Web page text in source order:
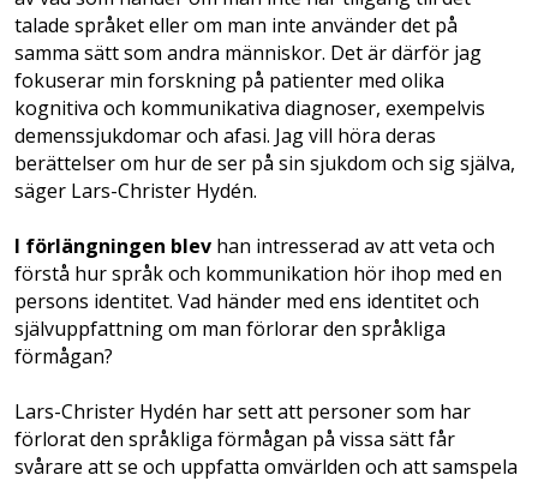
talade språket eller om man inte använder det på
samma sätt som andra människor. Det är därför jag
fokuserar min forskning på patienter med olika
kognitiva och kommunikativa diagnoser, exempelvis
demenssjukdomar och afasi. Jag vill höra deras
berättelser om hur de ser på sin sjukdom och sig själva,
säger Lars-Christer Hydén.
I förlängningen blev han intresserad av att veta och
förstå hur språk och kommunikation hör ihop med en
persons identitet. Vad händer med ens identitet och
självuppfattning om man förlorar den språkliga
förmågan?
Lars-Christer Hydén har sett att personer som har
förlorat den språkliga förmågan på vissa sätt får
svårare att se och uppfatta omvärlden och att samspela